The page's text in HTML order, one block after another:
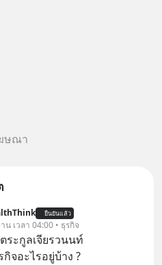
ษณา
ยืนยันแล้ว
น เวลา 04:00 • ธุรกิจ
ระกูลเจียรวนนท์
จอะไรอยู่บ้าง ?